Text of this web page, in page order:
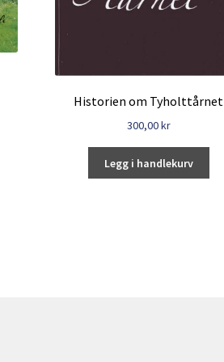
Historien om Tyholttårnet
300,00kr
Legg i handlekurv